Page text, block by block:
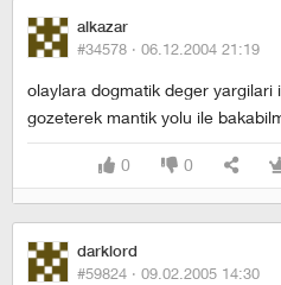
alkazar
#34578 · 06.12.2004 21:19
olaylara dogmatik deger yargilari
gozeterek mantik yolu ile
0 0
darklord
#59824 · 09.02.2005 14:30